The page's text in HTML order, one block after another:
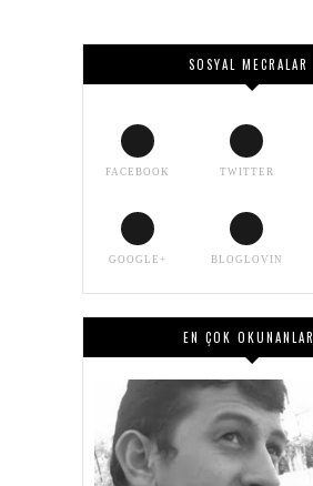
SOSYAL MECRALAR
FACEBOOK TWITTER
GOOGLE+ BLOGLOVIN
EN ÇOK OKUNANLAR